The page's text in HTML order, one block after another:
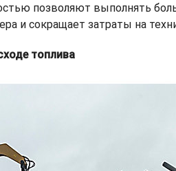
позволяют выполнять
и сокращает затраты на
топлива